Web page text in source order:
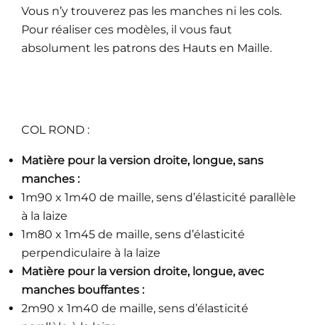
Vous n’y trouverez pas les manches ni les cols.
Pour réaliser ces modèles, il vous faut
absolument les patrons des Hauts en Maille.
COL ROND :
Matière pour la version droite, longue, sans
manches :
1m90 x 1m40 de maille, sens d’élasticité parallèle
à la laize
1m80 x 1m45 de maille, sens d’élasticité
perpendiculaire à la laize
Matière pour la version droite, longue, avec
manches bouffantes :
2m90 x 1m40 de maille, sens d’élasticité